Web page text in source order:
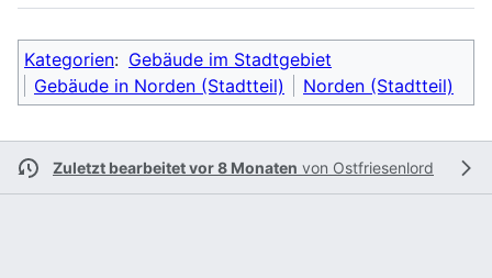
Kategorien: Gebäude im Stadtgebiet
Gebäude in Norden (Stadtteil)
Norden (Stadtteil)
Zuletzt bearbeitet vor 8 Monaten von Ostfriesenlord